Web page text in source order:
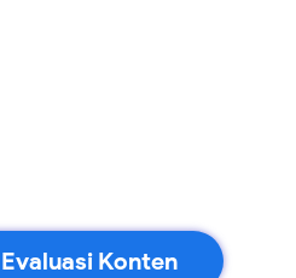
Evaluasi Konten